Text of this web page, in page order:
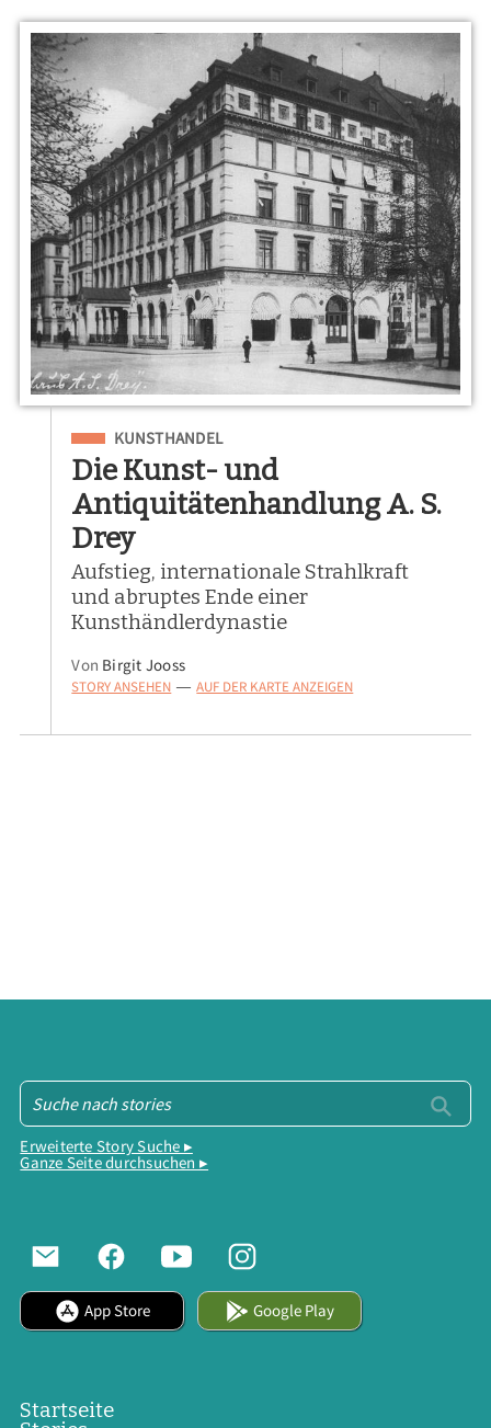
Eingeordnet unter
KUNSTHANDEL
Die Kunst- und
Antiquitätenhandlung A. S.
Drey
Aufstieg, internationale Strahlkraft
und abruptes Ende einer
Kunsthändlerdynastie
Von Birgit Jooss
STORY ANSEHEN — AUF DER KARTE ANZEIGEN
Erweiterte Story Suche ▸
Ganze Seite durchsuchen ▸
App Store Google Play
Startseite